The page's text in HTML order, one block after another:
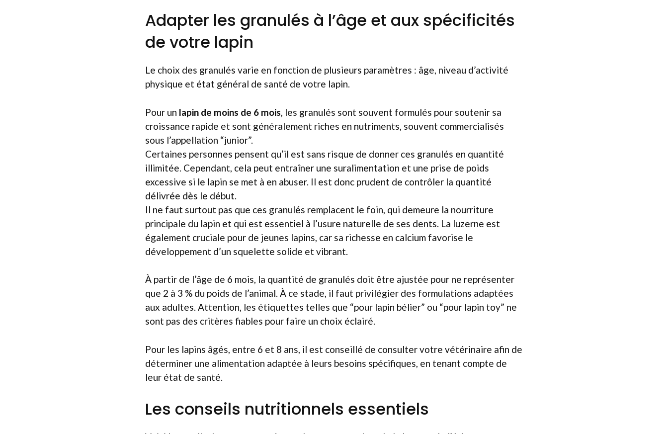
Adapter les granulés à l’âge et aux spécificités
de votre lapin
Le choix des granulés varie en fonction de plusieurs paramètres : âge, niveau d’activité
physique et état général de santé de votre lapin.
Pour un lapin de moins de 6 mois , les granulés sont souvent formulés pour soutenir sa
croissance rapide et sont généralement riches en nutriments, souvent commercialisés
sous l’appellation “junior”.
Certaines personnes pensent qu’il est sans risque de donner ces granulés en quantité
illimitée. Cependant, cela peut entraîner une suralimentation et une prise de poids
excessive si le lapin se met à en abuser. Il est donc prudent de contrôler la quantité
délivrée dès le début.
Il ne faut surtout pas que ces granulés remplacent le foin, qui demeure la nourriture
principale du lapin et qui est essentiel à l’usure naturelle de ses dents. La luzerne est
également cruciale pour de jeunes lapins, car sa richesse en calcium favorise le
développement d’un squelette solide et vibrant.
À partir de l’âge de 6 mois, la quantité de granulés doit être ajustée pour ne représenter
que 2 à 3 % du poids de l’animal. À ce stade, il faut privilégier des formulations adaptées
aux adultes. Attention, les étiquettes telles que “pour lapin bélier” ou “pour lapin toy” ne
sont pas des critères fiables pour faire un choix éclairé.
Pour les lapins âgés, entre 6 et 8 ans, il est conseillé de consulter votre vétérinaire afin de
déterminer une alimentation adaptée à leurs besoins spécifiques, en tenant compte de
leur état de santé.
Les conseils nutritionnels essentiels